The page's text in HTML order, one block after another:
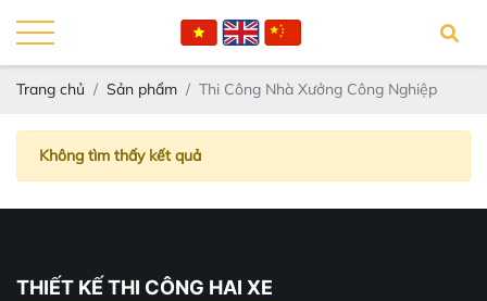
Trang chủ Sản phẩm Thi Công Nhà Xưởng Công Nghiệp
Không tìm thấy kết quả
THIẾT KẾ THI CÔNG HAI XE